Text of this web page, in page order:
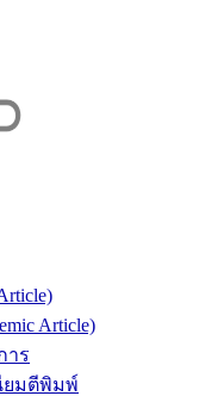
Article)
าร
ยมตีพิมพ์